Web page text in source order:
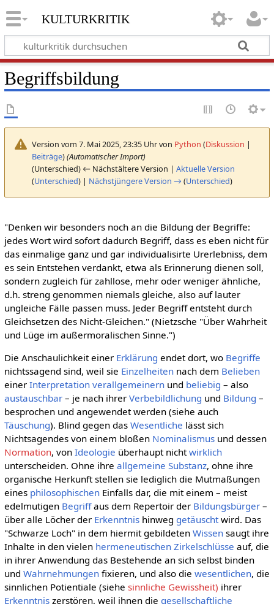
kulturkritik
Begriffsbildung
Version vom 7. Mai 2025, 23:35 Uhr von Python (Diskussion |
Beiträge)(Automatischer Import)
(Unterschied) ← Nächstältere Version | Aktuelle Version
(Unterschied) | Nächstjüngere Version → (Unterschied)
"Denken wir besonders noch an die Bildung der Begriffe:
jedes Wort wird sofort dadurch Begriff, dass es eben nicht für
das einmalige ganz und gar individualisirte Urerlebniss, dem
es sein Entstehen verdankt, etwa als Erinnerung dienen soll,
sondern zugleich für zahllose, mehr oder weniger ähnliche,
d.h. streng genommen niemals gleiche, also auf lauter
ungleiche Fälle passen muss. Jeder Begriff entsteht durch
Gleichsetzen des Nicht-Gleichen." (Nietzsche "Über Wahrheit
und Lüge im außermoralischen Sinne.")
Die Anschaulichkeit einer Erklärung endet dort, wo Begriffe
nichtssagend sind, weil sie Einzelheitennach dem Belieben
einer Interpretation verallgemeinernund beliebig – also
austauschbar– je nach ihrer Verbebildlichung und Bildung –
besprochen und angewendet werden (siehe auch
Täuschung). Blind gegen das Wesentliche lässt sich
Nichtsagendes von einem bloßen Nominalismusund dessen
Normation, von Ideologie überhaupt nichtwirklich
unterscheiden. Ohne ihre allgemeine Substanz, ohne ihre
organische Herkunft stellen sie lediglich die Mutmaßungen
eines philosophischenEinfalls dar, die mit einem – meist
edelmutigen Begriffaus dem Repertoir der Bildungsbürger–
über alle Löcher der Erkenntnishinweg getäuschtwird. Das
"Schwarze Loch" in dem hiermit gebildeten Wissensaugt ihre
Inhalte in den vielen hermeneutischen Zirkelschlüsse auf, die
in ihrer Anwendung das Bestehende an sich selbst binden
und Wahrnehmungenfixieren, und also die wesentlichen, die
sinnlichen Potientiale (siehe sinnliche Gewissheit) ihrer
Erkenntniszerstören, weil ihnen die gesellschaftliche